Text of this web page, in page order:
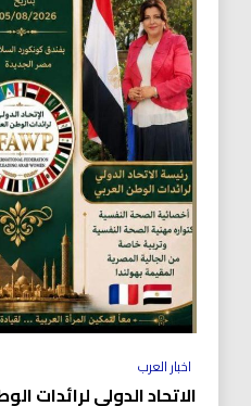
اخبار العرب
الاتحاد الدولي لرائدات